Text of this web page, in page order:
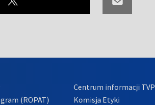
(ROPAT)
Centrum informacji TVP
Komisja Etyki